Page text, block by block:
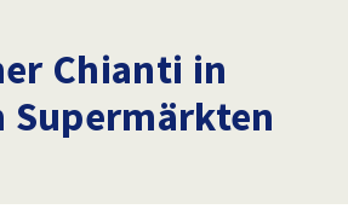
Chianti in
Supermärkten